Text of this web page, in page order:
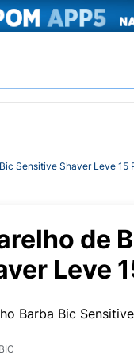
Sensitive Shaver Leve 15
de
Leve
Barba Bic
BIC